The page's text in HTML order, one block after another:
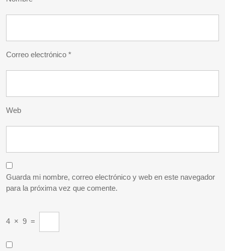
Correo electrónico *
Web
Guarda mi nombre, correo electrónico y web en este navegador
para la próxima vez que comente.
4 × 9 =